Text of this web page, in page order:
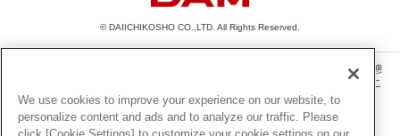
© DAIICHIKOSHO CO.,LTD. All Rights Reserved.
このサイトに掲載されている一切の文章・画像・写真・動画・音声等を、手段や形態
を問わず、著作権法の定める範囲を超えて無断で複製、転載、ファイル化などするこ
とを禁じます。
楽曲及びコンテンツは、機種によりご利用いただけない場合があります。
We use cookies to improve your experience on our website, to
personalize content and ads and to analyze our traffic. Please